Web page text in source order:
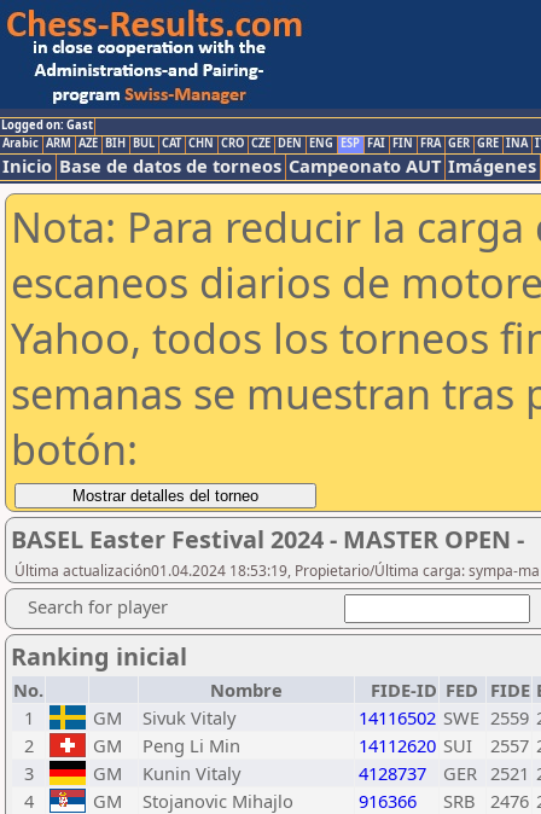
Logged on: Gast
Arabic ARM AZE BIH BUL CAT CHN CRO CZE DEN ENG ESP FAI FIN FRA GER GRE INA
Inicio Base de datos de torneos Campeonato AUT Imágenes
Nota: Para reducir la
escaneos diarios de
Yahoo, todos los torneos
semanas se muestran tras
botón:
BASEL Easter Festival 2024 - MASTER OPEN -
Última actualización01.04.2024 18:53:19, Propietario/Última carga: sympa-
Search for player
Ranking inicial
No. Nombre FIDE-ID FED FIDE
1
GM Sivuk Vitaly 14116502 SWE 2559
2
GM Peng Li Min 14112620 SUI 2557
3
GM Kunin Vitaly 4128737 GER 2521
4
GM Stojanovic Mihajlo 916366 SRB 2476